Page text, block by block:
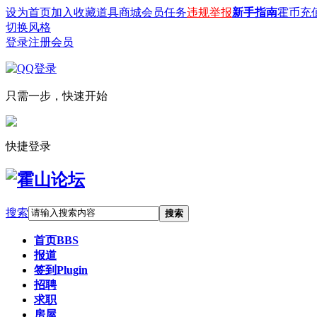
设为首页加入收藏道具商城会员任务违规举报新手指南霍币充
切换风格
登录注册会员
只需一步，快速开始
快捷登录
搜索 搜索
首页BBS
报道
签到Plugin
招聘
求职
房屋